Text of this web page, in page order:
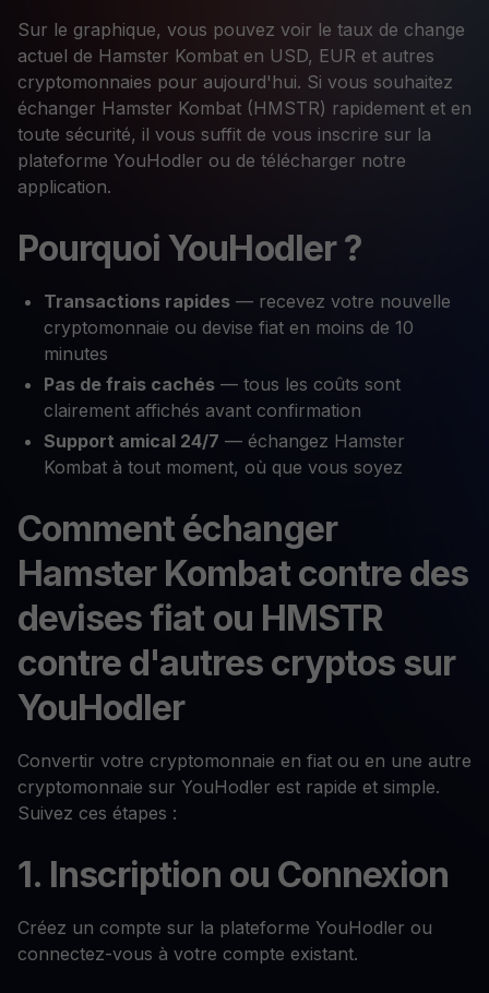
Sur le graphique, vous pouvez voir le taux de change
actuel de Hamster Kombat en USD, EUR et autres
cryptomonnaies pour aujourd'hui. Si vous souhaitez
échanger Hamster Kombat (HMSTR) rapidement et en
toute sécurité, il vous suffit de vous inscrire sur la
plateforme YouHodler ou de télécharger notre
application.
Pourquoi YouHodler ?
Transactions rapides — recevez votre nouvelle
cryptomonnaie ou devise fiat en moins de 10
minutes
Pas de frais cachés — tous les coûts sont
clairement affichés avant confirmation
Support amical 24/7 — échangez Hamster
Kombat à tout moment, où que vous soyez
Comment échanger
Hamster Kombat contre des
devises fiat ou HMSTR
contre d'autres cryptos sur
YouHodler
Convertir votre cryptomonnaie en fiat ou en une autre
cryptomonnaie sur YouHodler est rapide et simple.
Suivez ces étapes :
1. Inscription ou Connexion
Créez un compte sur la plateforme YouHodler ou
connectez-vous à votre compte existant.